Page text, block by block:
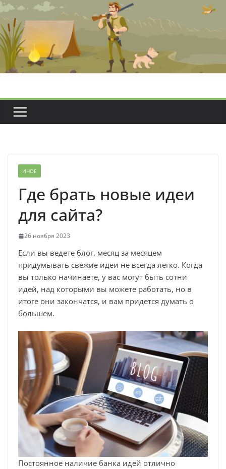
Перейти
содержимому
ИНОЕ
Где брать новые идеи
для сайта?
26 ноября 2023
Если вы ведете блог, месяц за месяцем
придумывать свежие идеи не всегда легко. Когда
вы только начинаете, у вас могут быть сотни
идей, над которыми вы можете работать, но в
итоге они закончатся, и вам придется думать о
большем.
Постоянное наличие банка идей отлично